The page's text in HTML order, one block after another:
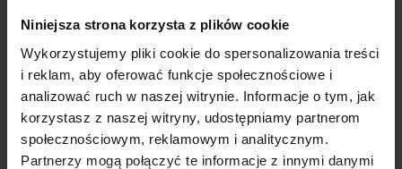
Niniejsza strona korzysta z plików cookie
Wykorzystujemy pliki cookie do spersonalizowania treści
i reklam, aby oferować funkcje społecznościowe i
analizować ruch w naszej witrynie. Informacje o tym, jak
korzystasz z naszej witryny, udostępniamy partnerom
społecznościowym, reklamowym i analitycznym.
Partnerzy mogą połączyć te informacje z innymi danymi
Wsparcie techniczne
Jeśli masz pytania lub potrzebujesz pomocy, zadzwoń
lub napisz do nas: pracujemy od 8:00 do 18:00,
odpowiedzi na e-maile od 8:00 do 22:00.
phone +48 694 000 777,+48 799 220 777
email sklep@salonled.pl